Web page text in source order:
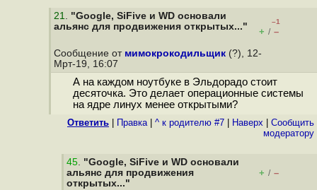
21. "Google, SiFive и WD основали
альянс для продвижения открытых..."
–1
+ / –
Сообщение от мимокрокодильщик (?), 12-
Мрт-19, 16:07
А на каждом ноутбуке в Эльдорадо стоит
десяточка. Это делает операционные системы
на ядре линух менее открытыми?
Ответить Правка| ^ к родителю #7 Наверх
Cообщить
модератору
45. "Google, SiFive и WD основали
альянс для продвижения
открытых..."
+ / –